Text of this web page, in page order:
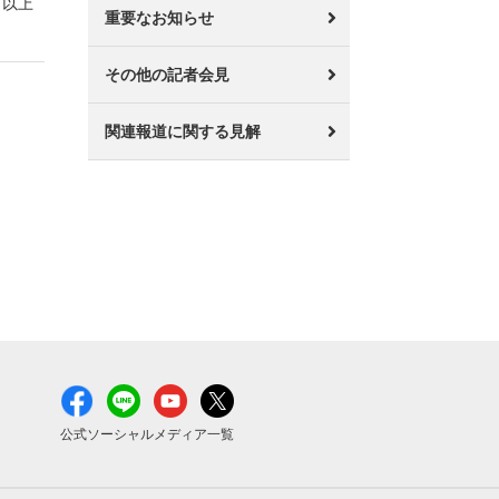
重要なお知らせ
その他の記者会見
関連報道に関する見解
公式ソーシャルメディア一覧